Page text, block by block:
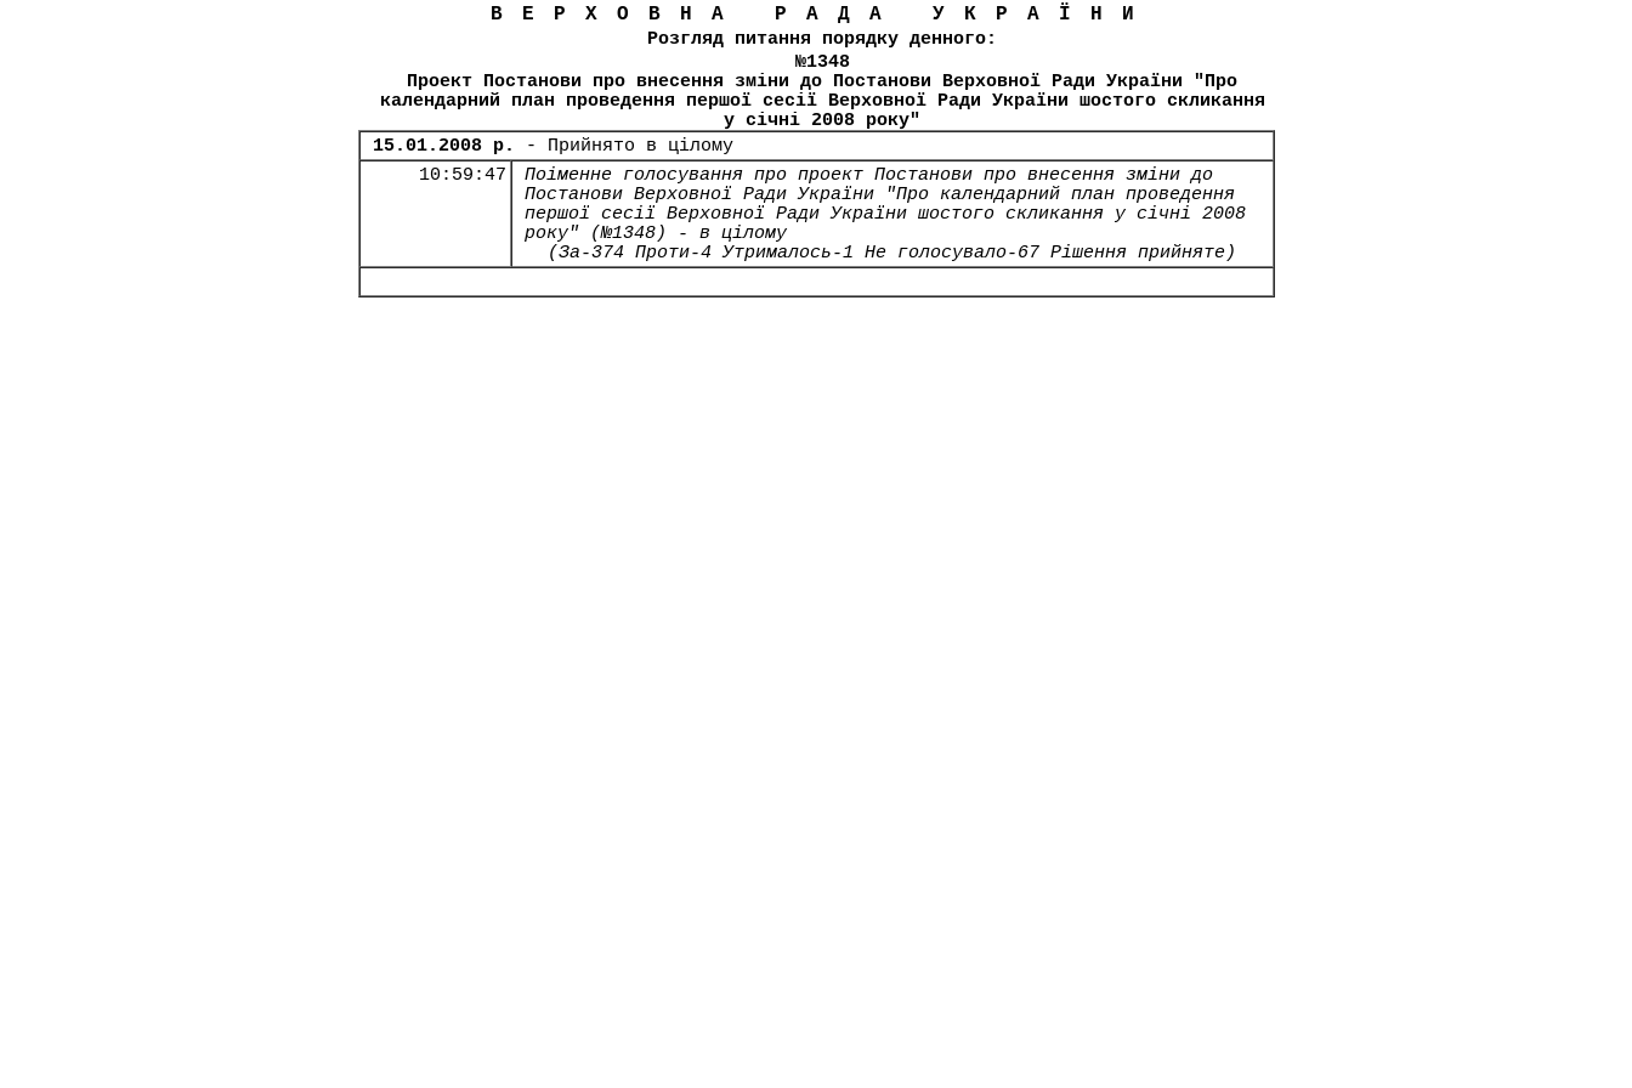
ВЕРХОВНА РАДА УКРАЇНИ
Розгляд питання порядку денного:
№1348
Проект Постанови про внесення зміни до Постанови Верховної Ради України "Про
календарний план проведення першої сесії Верховної Ради України шостого скликання
у січні 2008 року"
15.01.2008 р.
- Прийнято в цілому
10:59:47
Поіменне голосування про проект Постанови про внесення зміни до
Постанови Верховної Ради України "Про календарний план проведення
першої сесії Верховної Ради України шостого скликання у січні 2008
року" (№1348) - в цілому
(За-374 Проти-4 Утрималось-1 Не голосувало-67 Рішення прийняте)